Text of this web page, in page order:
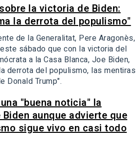
la victoria de Biden:
la derrota del populismo"
de la Generalitat, Pere Aragonès,
sábado que con la victoria del
a la Casa Blanca, Joe Biden,
derrota del populismo, las mentiras
Donald Trump".
"buena noticia" la
aunque advierte que
sigue vivo en casi todo